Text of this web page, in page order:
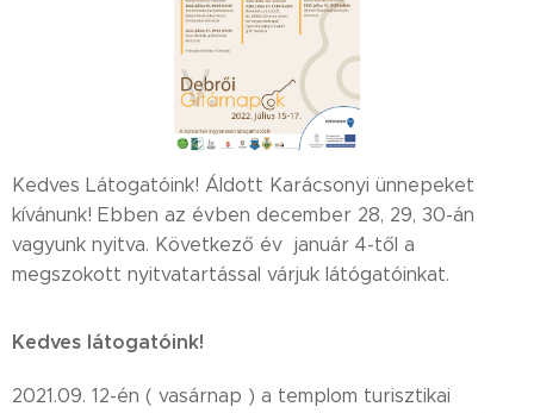
Kedves Látogatóink! Áldott Karácsonyi ünnepeket
kívánunk! Ebben az évben december 28, 29, 30-án
vagyunk nyitva. Következő év január 4-től a
megszokott nyitvatartással várjuk látógatóinkat.
Kedves látogatóink!
2021.09. 12-én ( vasárnap ) a templom turisztikai